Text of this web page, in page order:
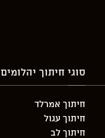
סוגי חיתוך יהלומים
חיתוך אמרלד
חיתוך עגול
חיתוך לב